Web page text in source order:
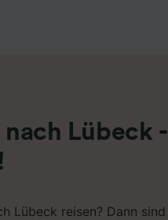
nach Lübeck -
Lübeck reisen? Dann sind